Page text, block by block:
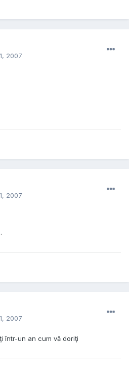
2007
2007
2007
într-un an cum vă doriţi